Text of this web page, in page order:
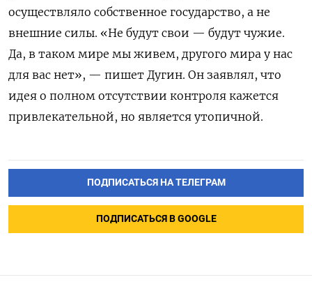
осуществляло собственное государство, а не
внешние силы. «Не будут свои — будут чужие.
Да, в таком мире мы живем, другого мира у нас
для вас нет», — пишет Дугин. Он заявлял, что
идея о полном отсутствии контроля кажется
привлекательной, но является утопичной.
ПОДПИСАТЬСЯ НА ТЕЛЕГРАМ
ПОДПИСАТЬСЯ В GOOGLE